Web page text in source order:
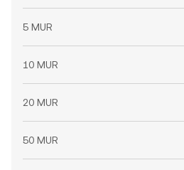
5 MUR
10 MUR
20 MUR
50 MUR